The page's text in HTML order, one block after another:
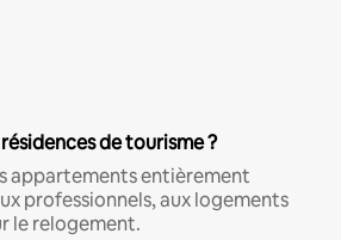
de tourisme ?
appartements entièrement
professionnels, aux logements
le relogement.